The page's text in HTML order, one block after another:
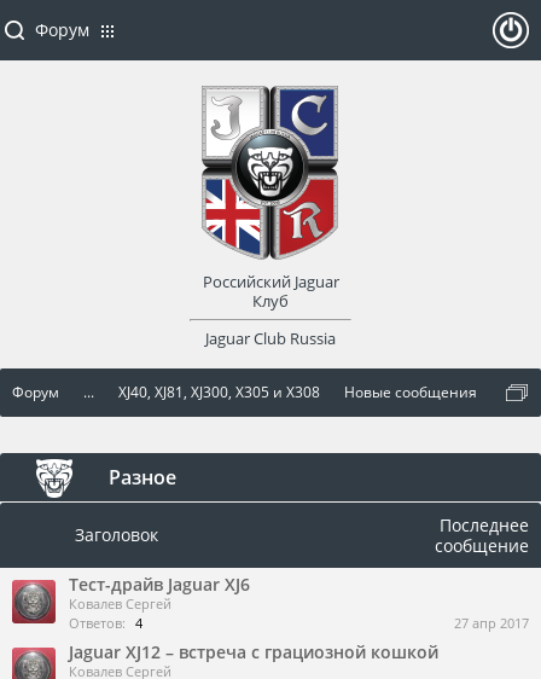
Форум ... XJ40, XJ81, XJ300, X305 и X308 Новые сообщения
Разное
Заголовок
Последнее
сообщение
Тест-драйв Jaguar XJ6
Ковалев Сергей
Ответов: 4 27 апр 2017
Jaguar XJ12 – встреча с грациозной кошкой
Ковалев Сергей
Форум
Российский Jaguar
Клуб
Jaguar Club Russia
оват